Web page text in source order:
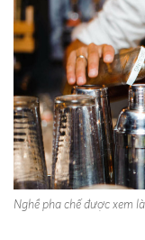
Nghề pha chế được xem